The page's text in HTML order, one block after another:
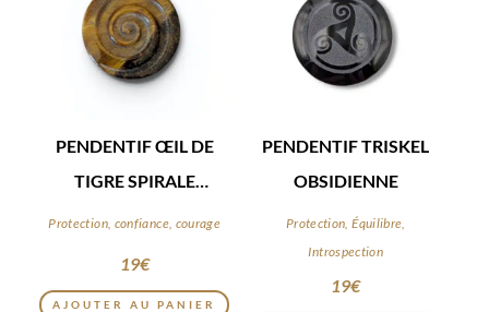
PENDENTIF ŒIL DE
TIGRE SPIRALE
CELTIQUE
Protection, confiance, courage
19€
AJOUTER AU PANIER
PENDENTIF TRISKEL
OBSIDIENNE
Protection, Équilibre,
Introspection
19€